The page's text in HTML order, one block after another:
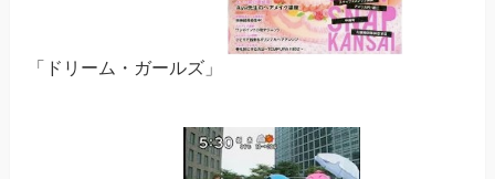
「ドリーム・ガールズ」